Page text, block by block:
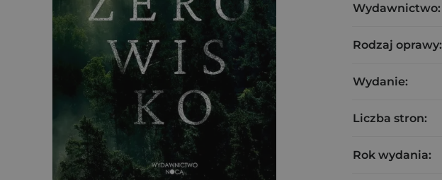
Wydawnictwo:
Rodzaj oprawy:
Wydanie:
Liczba stron:
Rok wydania: